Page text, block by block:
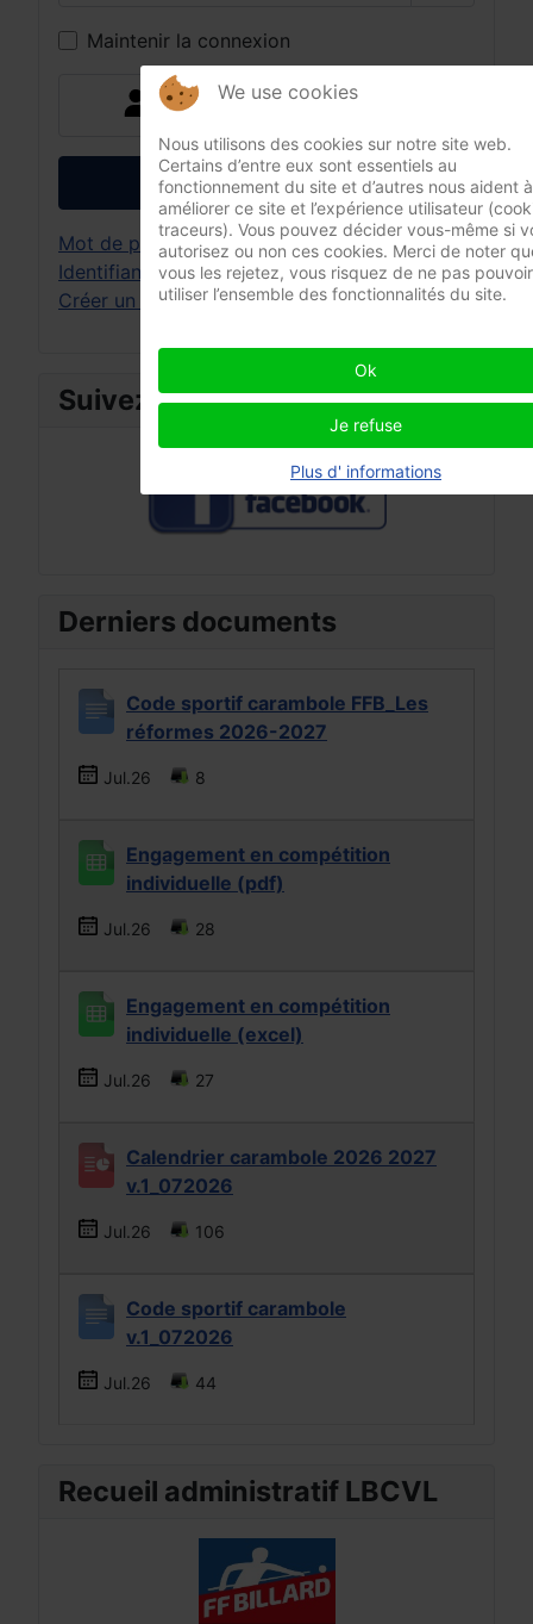
Maintenir la connexion
Connexion avec clé d'accès
Connexion
Mot de passe perdu ?
Identifiant perdu ?
Créer un compte
Suivez-nous sur :
Derniers documents
Code sportif carambole FFB_Les
réformes 2026-2027
Jul.26 8
Engagement en compétition
individuelle (pdf)
Jul.26 28
Engagement en compétition
individuelle (excel)
Jul.26 27
Calendrier carambole 2026 2027
v.1_072026
Jul.26 106
Code sportif carambole
v.1_072026
Jul.26 44
Recueil administratif LBCVL
We use cookies
Nous utilisons des cookies sur notre site web.
Certains d’entre eux sont essentiels au
fonctionnement du site et d’autres nous aident à
améliorer ce site et l’expérience utilisateur
traceurs). Vous pouvez décider vous-même si
autorisez ou non ces cookies. Merci de noter
vous les rejetez, vous risquez de ne pas pouvoir
utiliser l’ensemble des fonctionnalités du site.
Ok
Je refuse
Plus d' informations